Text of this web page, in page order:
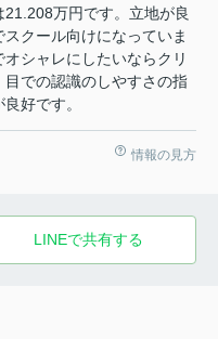
21.208万円です。立地が良
スクール向けになっていま
シャレにしたいならクリ
目での認識のしやすさの指
好です。
情報の見方
LINEで共有する